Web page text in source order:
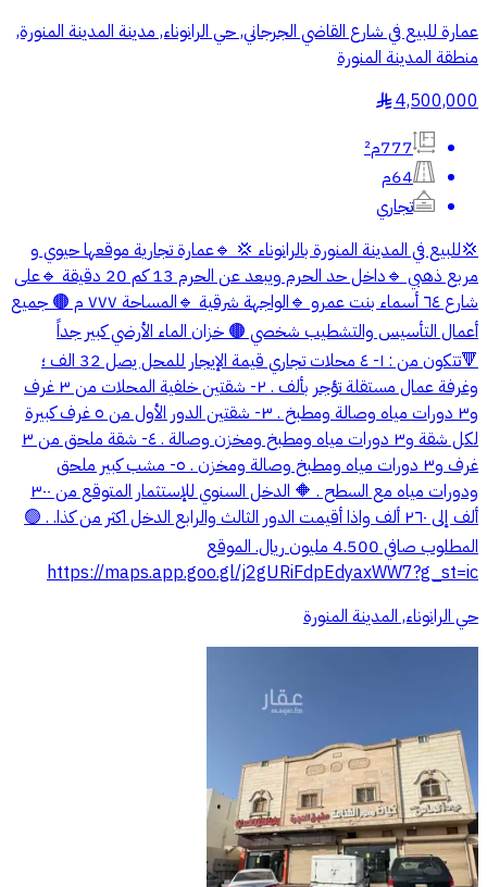
عمارة للبيع في شارع القاضي الجرجاني, حي الرانوناء, مدينة المدينة المنورة,
منطقة المدينة المنورة
4,500,000
§
777م²
64م
تجاري
💢للبيع في المدينة المنورة بالرانوناء 💢 🔹عمارة تجارية موقعها حيوي و
مربع ذهبي 🔹داخل حد الحرم ويبعد عن الحرم 13 كم 20 دقيقة 🔹على
شارع ٦٤ أسماء بنت عمرو 🔹الواجهة شرقية 🔹المساحة ٧٧٧ م 🟤 جميع
أعمال التأسيس والتشطيب شخصي 🟤 خزان الماء الأرضي كبير جداً
🔻تتكون من : ١- ٤ محلات تجاري قيمة الإيجار للمحل يصل 32 الف ؛
وغرفة عمال مستقلة تؤجر بألف . ٢- شقتين خلفية المحلات من ٣ غرف
و٣ دورات مياه وصالة ومطبخ . ٣- شقتين الدور الأول من ٥ غرف كبيرة
لكل شقة و٣ دورات مياه ومطبخ ومخزن وصالة . ٤- شقة ملحق من ٣
غرف و٣ دورات مياه ومطبخ وصالة ومخزن . ٥- مشب كبير ملحق
ودورات مياه مع السطح . 🔶 الدخل السنوي للإستثمار المتوقع من ٣٠٠
ألف إلى ٢٦٠ ألف واذا أقيمت الدور الثالث والرابع الدخل اكثر من كذا. . 🟢
المطلوب صافي 4.500 مليون ريال. الموقع
https://maps.app.goo.gl/j2gURiFdpEdyaxWW7?g_st=ic
حي الرانوناء, المدينة المنورة